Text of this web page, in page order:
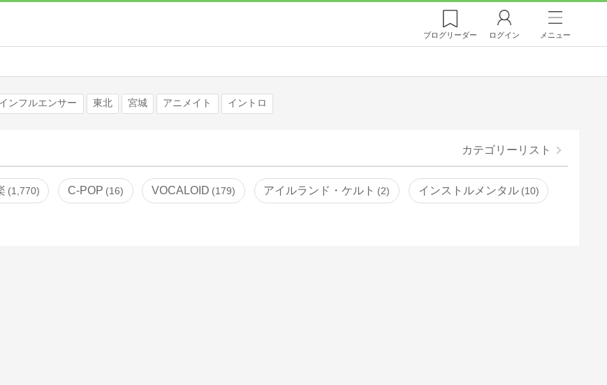
ブログリーダー ログイン メニュー
インフルエンサー 東北 宮城 アニメイト イントロ
カテゴリーリスト
1,770 C-POP 16 VOCALOID 179 アイルランド・ケルト 2 インストルメンタル 10